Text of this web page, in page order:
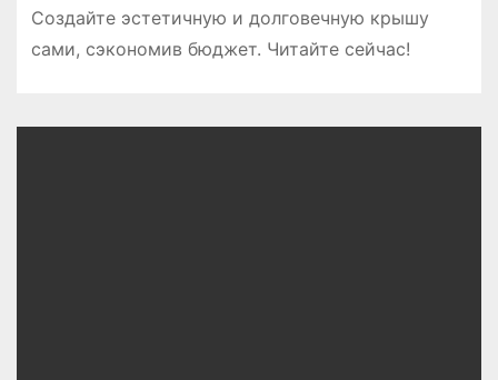
Создайте эстетичную и долговечную крышу
сами, сэкономив бюджет. Читайте сейчас!